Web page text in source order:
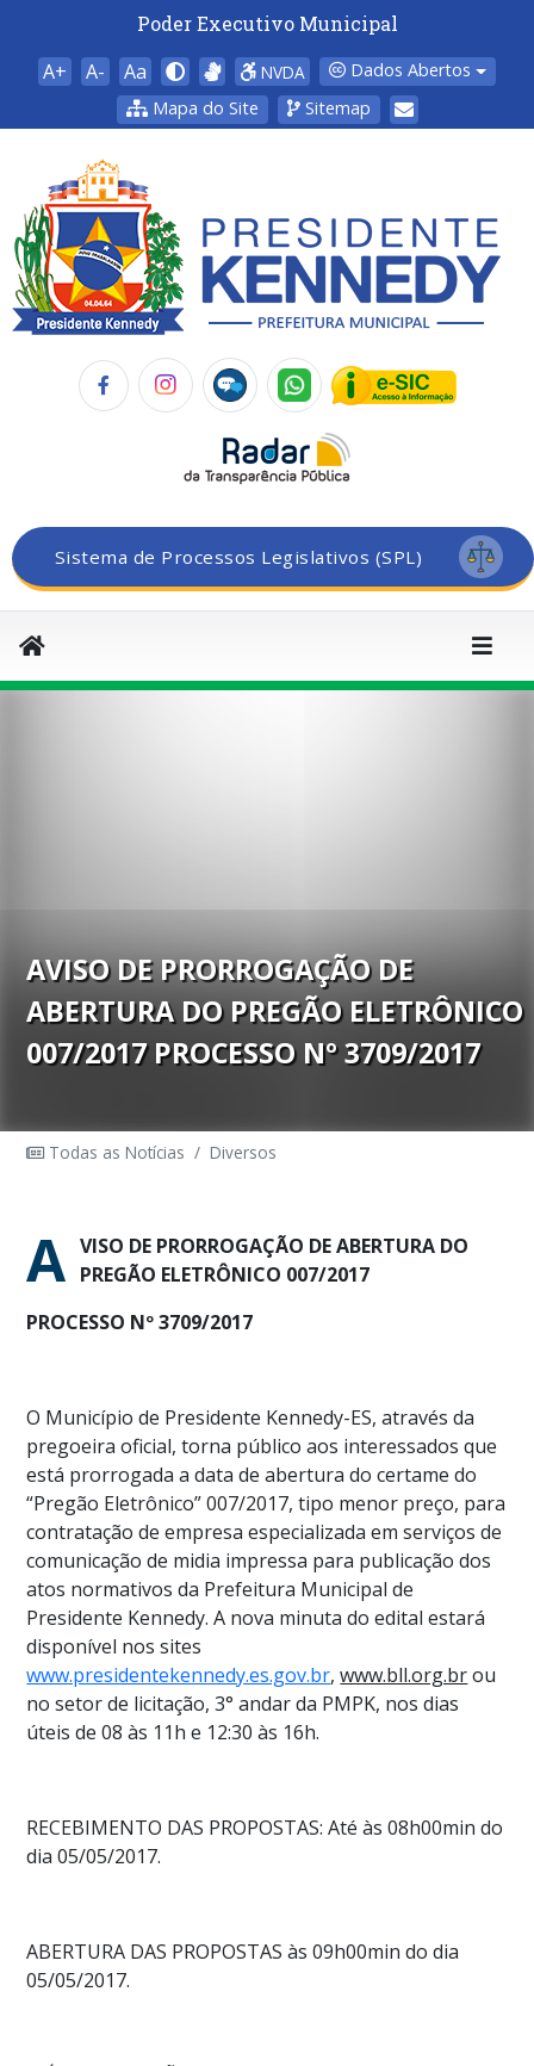
Poder Executivo Municipal
A+ A- Aa NVDA
Dados Abertos
Mapa do Site
Sitemap
Sistema de Processos Legislativos (SPL)
AVISO DE PRORROGAÇÃO DE
ABERTURA DO PREGÃO ELETRÔNICO
007/2017 PROCESSO Nº 3709/2017
Todas as Notícias / Diversos
A VISO DE PRORROGAÇÃO DE ABERTURA DO
PREGÃO ELETRÔNICO 007/2017
PROCESSO Nº 3709/2017
O Município de Presidente Kennedy-ES, através da
pregoeira oficial, torna público aos interessados que
está prorrogada a data de abertura do certame do
“Pregão Eletrônico” 007/2017, tipo menor preço, para
contratação de empresa especializada em serviços de
comunicação de midia impressa para publicação dos
atos normativos da Prefeitura Municipal de
Presidente Kennedy. A nova minuta do edital estará
disponível nos sites
www.presidentekennedy.es.gov.br,www.bll.org.brou
no setor de licitação, 3° andar da PMPK, nos dias
úteis de 08 às 11h e 12:30 às 16h.
RECEBIMENTO DAS PROPOSTAS: Até às 08h00min do
dia 05/05/2017.
ABERTURA DAS PROPOSTAS às 09h00min do dia
05/05/2017.